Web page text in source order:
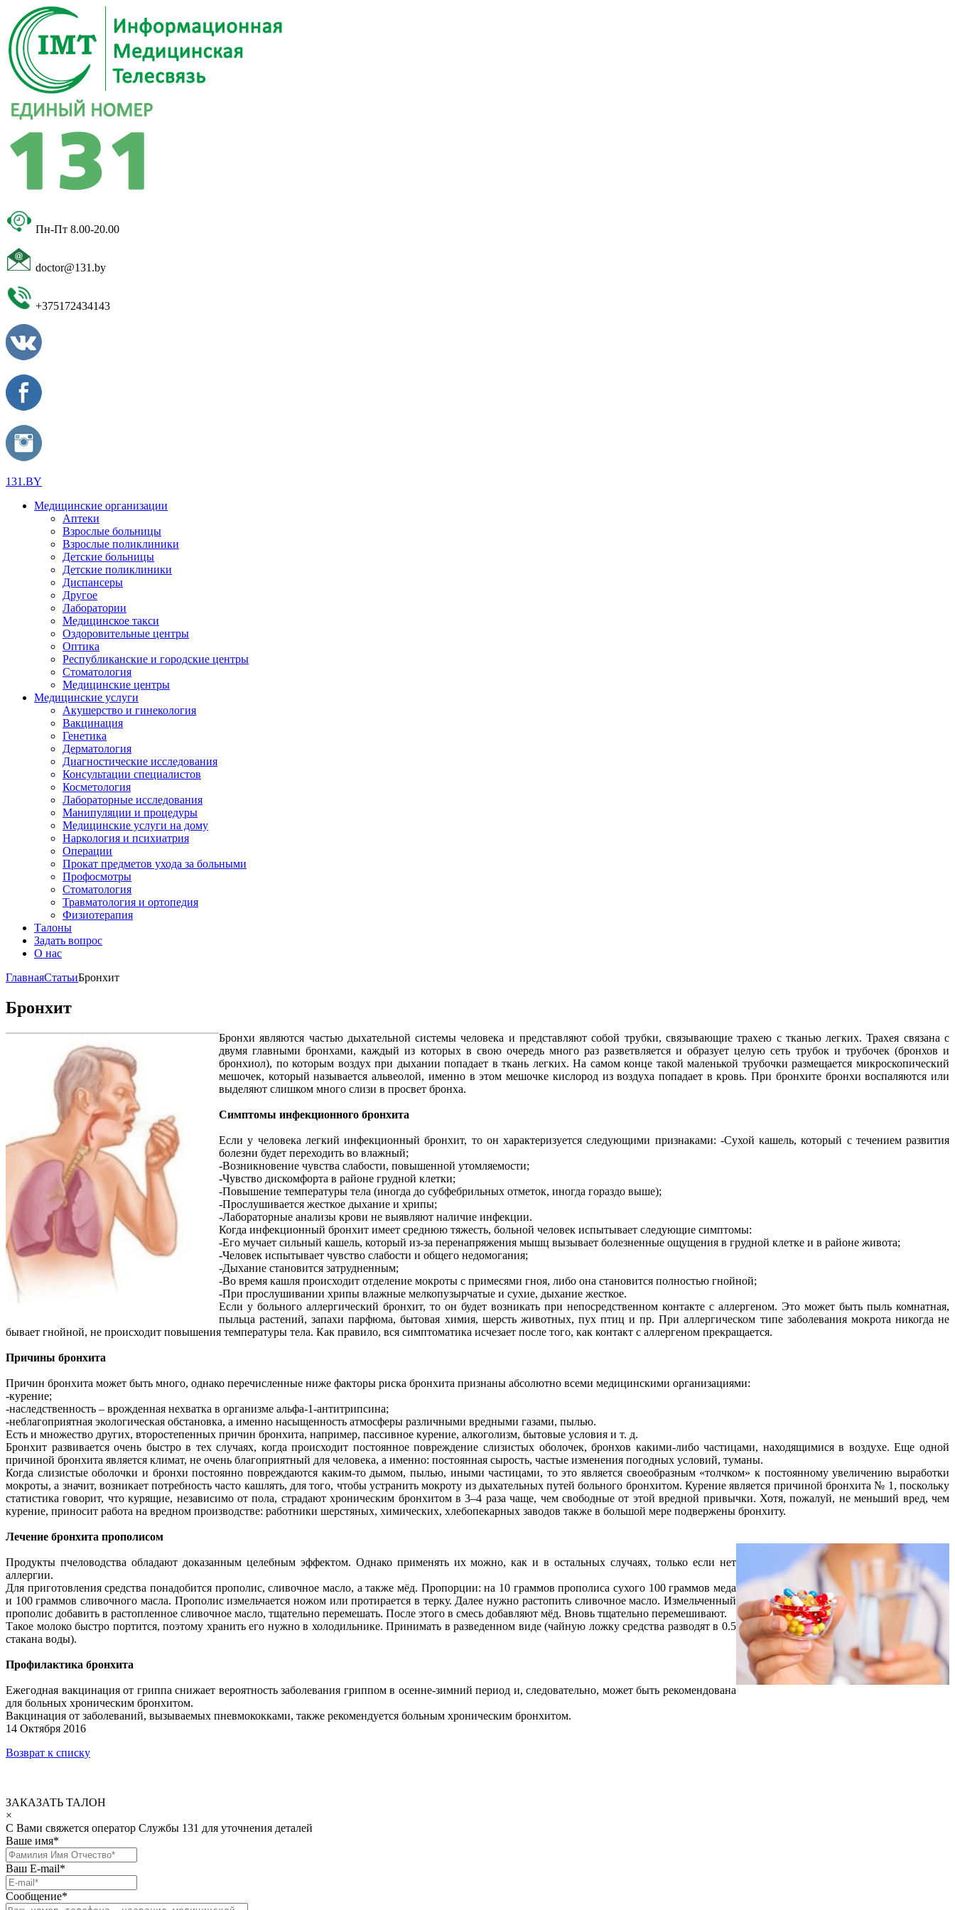
Пн-Пт 8.00-20.00
doctor@131.by
+375172434143
131.BY
Медицинские организации
Аптеки
Взрослые больницы
Взрослые поликлиники
Детские больницы
Детские поликлиники
Диспансеры
Другое
Лаборатории
Медицинское такси
Оздоровительные центры
Оптика
Республиканские и городские центры
Стоматология
Медицинские центры
Медицинские услуги
Акушерство и гинекология
Вакцинация
Генетика
Дерматология
Диагностические исследования
Консультации специалистов
Косметология
Лабораторные исследования
Манипуляции и процедуры
Медицинские услуги на дому
Наркология и психиатрия
Операции
Прокат предметов ухода за больными
Профосмотры
Стоматология
Травматология и ортопедия
Физиотерапия
Талоны
Задать вопрос
О нас
ГлавнаяСтатьиБронхит
Бронхит
Бронхи являются частью дыхательной системы человека и представляют собой трубки, связывающие трахею с тканью легких. Трахея связана с
двумя главными бронхами, каждый из которых в свою очередь много раз разветвляется и образует целую сеть трубок и трубочек (бронхов и
бронхиол), по которым воздух при дыхании попадает в ткань легких. На самом конце такой маленькой трубочки размещается микроскопический
мешочек, который называется альвеолой, именно в этом мешочке кислород из воздуха попадает в кровь. При бронхите бронхи воспаляются или
выделяют слишком много слизи в просвет бронха.
Симптомы инфекционного бронхита
Если у человека легкий инфекционный бронхит, то он характеризуется следующими признаками: -Сухой кашель, который с течением развития
болезни будет переходить во влажный;
-Возникновение чувства слабости, повышенной утомляемости;
-Чувство дискомфорта в районе грудной клетки;
-Повышение температуры тела (иногда до субфебрильных отметок, иногда гораздо выше);
-Прослушивается жесткое дыхание и хрипы;
-Лабораторные анализы крови не выявляют наличие инфекции.
Когда инфекционный бронхит имеет среднюю тяжесть, больной человек испытывает следующие симптомы:
-Его мучает сильный кашель, который из-за перенапряжения мышц вызывает болезненные ощущения в грудной клетке и в районе живота;
-Человек испытывает чувство слабости и общего недомогания;
-Дыхание становится затрудненным;
-Во время кашля происходит отделение мокроты с примесями гноя, либо она становится полностью гнойной;
-При прослушивании хрипы влажные мелкопузырчатые и сухие, дыхание жесткое.
Если у больного аллергический бронхит, то он будет возникать при непосредственном контакте с аллергеном. Это может быть пыль комнатная,
пыльца растений, запахи парфюма, бытовая химия, шерсть животных, пух птиц и пр. При аллергическом типе заболевания мокрота никогда не
бывает гнойной, не происходит повышения температуры тела. Как правило, вся симптоматика исчезает после того, как контакт с аллергеном прекращается.
Причины бронхита
Причин бронхита может быть много, однако перечисленные ниже факторы риска бронхита признаны абсолютно всеми медицинскими организациями:
-курение;
-наследственность – врожденная нехватка в организме альфа-1-антитрипсина;
-неблагоприятная экологическая обстановка, а именно насыщенность атмосферы различными вредными газами, пылью.
Есть и множество других, второстепенных причин бронхита, например, пассивное курение, алкоголизм, бытовые условия и т. д.
Бронхит развивается очень быстро в тех случаях, когда происходит постоянное повреждение слизистых оболочек, бронхов какими-либо частицами, находящимися в воздухе. Еще одной
причиной бронхита является климат, не очень благоприятный для человека, а именно: постоянная сырость, частые изменения погодных условий, туманы.
Когда слизистые оболочки и бронхи постоянно повреждаются каким-то дымом, пылью, иными частицами, то это является своеобразным «толчком» к постоянному увеличению выработки
мокроты, а значит, возникает потребность часто кашлять, для того, чтобы устранить мокроту из дыхательных путей больного бронхитом. Курение является причиной бронхита № 1, поскольку
статистика говорит, что курящие, независимо от пола, страдают хроническим бронхитом в 3–4 раза чаще, чем свободные от этой вредной привычки. Хотя, пожалуй, не меньший вред, чем
курение, приносит работа на вредном производстве: работники шерстяных, химических, хлебопекарных заводов также в большой мере подвержены бронхиту.
Лечение бронхита прополисом
Продукты пчеловодства обладают доказанным целебным эффектом. Однако применять их можно, как и в остальных случаях, только если нет
аллергии.
Для приготовления средства понадобится прополис, сливочное масло, а также мёд. Пропорции: на 10 граммов прополиса сухого 100 граммов меда
и 100 граммов сливочного масла. Прополис измельчается ножом или протирается в терку. Далее нужно растопить сливочное масло. Измельченный
прополис добавить в растопленное сливочное масло, тщательно перемешать. После этого в смесь добавляют мёд. Вновь тщательно перемешивают.
Такое молоко быстро портится, поэтому хранить его нужно в холодильнике. Принимать в разведенном виде (чайную ложку средства разводят в 0.5
стакана воды).
Профилактика бронхита
Ежегодная вакцинация от гриппа снижает вероятность заболевания гриппом в осенне-зимний период и, следовательно, может быть рекомендована
для больных хроническим бронхитом.
Вакцинация от заболеваний, вызываемых пневмококками, также рекомендуется больным хроническим бронхитом.
14 Октября 2016
Возврат к списку
ЗАКАЗАТЬ ТАЛОН
×
С Вами свяжется оператор Службы 131 для уточнения деталей
Ваше имя*
Ваш E-mail*
Сообщение*